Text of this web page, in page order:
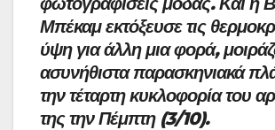
o
o
k
p
p
n
g
σ
τε
ίτ
ε
Μπέκαμ εκτόξευσε τις
ύψη για άλλη μια φορά,
ασυνήθιστα παρασκηνιακά
την τέταρτη κυκλοφορία του
της την Πέμπτη (3/10).